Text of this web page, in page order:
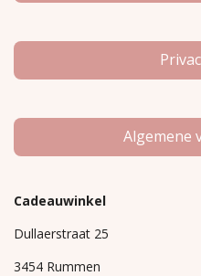
Algemene
Cadeauwinkel
Dullaerstraat 25
3454 Rummen